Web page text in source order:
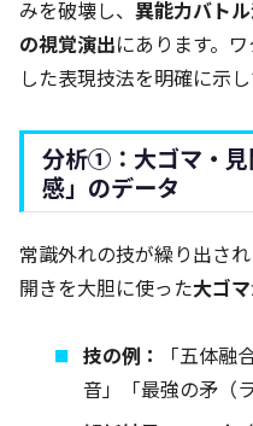
みを破壊し、 異能力バト
の視覚演出にあります。
した表現技法を明確に示し
分析①：大ゴマ・
感」のデータ
常識外れの技が繰り出さ
開きを大胆に使った大ゴマ
技の例：
「五体融
音」「最強の矛（